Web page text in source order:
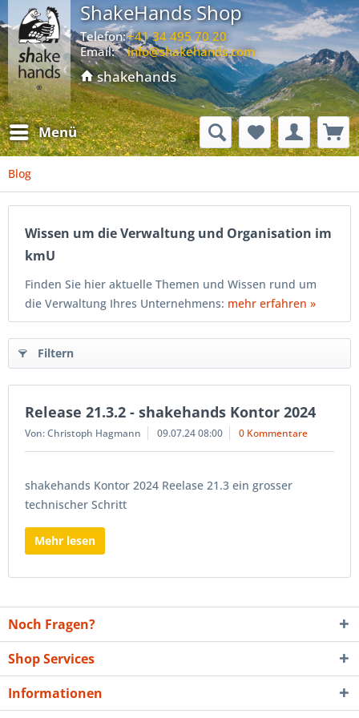
ShakeHands Shop
Telefon:+41 34 495 70 20
Email:
info@shakehands.com
shakehands
Menü
Blog
Wissen um die Verwaltung und Organisation im
kmU
Finden Sie hier aktuelle Themen und Wissen rund um
die Verwaltung Ihres Unternehmens: mehr erfahren »
Filtern
Release 21.3.2 - shakehands Kontor 2024
Von: Christoph Hagmann 09.07.24 08:00 0 Kommentare
shakehands Kontor 2024 Reelase 21.3 ein grosser
technischer Schritt
Mehr lesen
Noch Fragen?
Shop Services
Informationen